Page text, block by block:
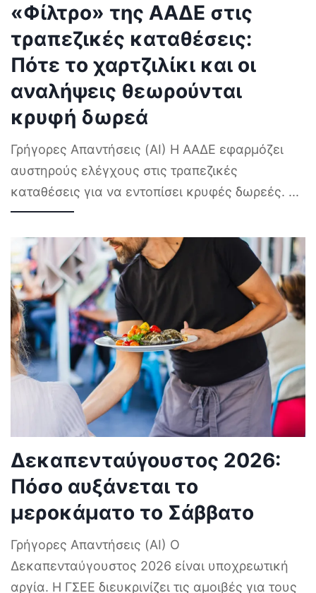
«Φίλτρο» της ΑΑΔΕ στις
τραπεζικές καταθέσεις:
Πότε το χαρτζιλίκι και οι
αναλήψεις θεωρούνται
κρυφή δωρεά
Γρήγορες Απαντήσεις (AI) Η ΑΑΔΕ εφαρμόζει
αυστηρούς ελέγχους στις τραπεζικές
καταθέσεις για να εντοπίσει κρυφές δωρεές. ...
Δεκαπενταύγουστος 2026:
Πόσο αυξάνεται το
μεροκάματο το Σάββατο
Γρήγορες Απαντήσεις (AI) Ο
Δεκαπενταύγουστος 2026 είναι υποχρεωτική
αργία. Η ΓΣΕΕ διευκρινίζει τις αμοιβές για τους